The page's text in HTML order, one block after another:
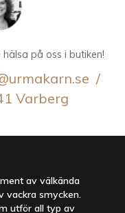
på oss i butiken!
/
Varberg
av välkända
vackra smycken.
utför all typ av